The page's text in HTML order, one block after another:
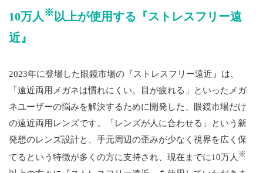
10万人 ※ 以上が使用する『ストレスフリー遠
近』
2023年に登場した眼鏡市場の『ストレスフリー遠近』は、
「遠近両用メガネは慣れにくい。目が疲れる」といったメガ
ネユーザーの悩みを解決するために開発した、眼鏡市場だけ
の遠近両用レンズです。「レンズが人に合わせる」という新
発想のレンズ設計と、手元周辺の歪みが少なく視界を広く保
てるという特徴が多くの方に支持され、現在までに10万人 ※